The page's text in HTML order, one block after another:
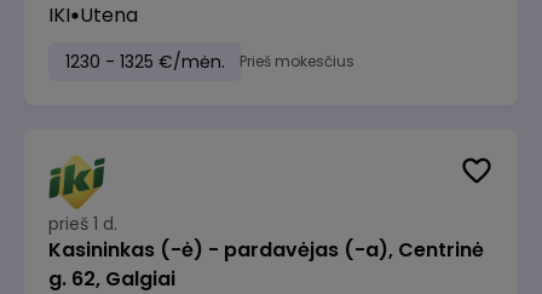
IKI Utena
1230 - 1325 €/mėn. Prieš mokesčius
prieš 1 d.
Kasininkas (-ė) - pardavėjas (-a), Centrinė
g. 62, Galgiai